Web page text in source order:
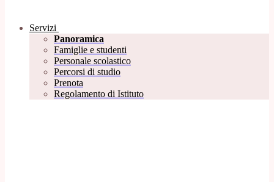
Servizi
Panoramica
Famiglie e studenti
Personale scolastico
Percorsi di studio
Prenota
Regolamento di Istituto